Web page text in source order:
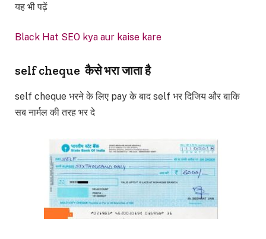
यह भी पढ़ें
Black Hat SEO kya aur kaise kare
self cheque कैसे भरा जाता है
self cheque भरने के लिए pay के बाद self भर दिजिय और बाकि
सब नार्मल की तरह भर दे